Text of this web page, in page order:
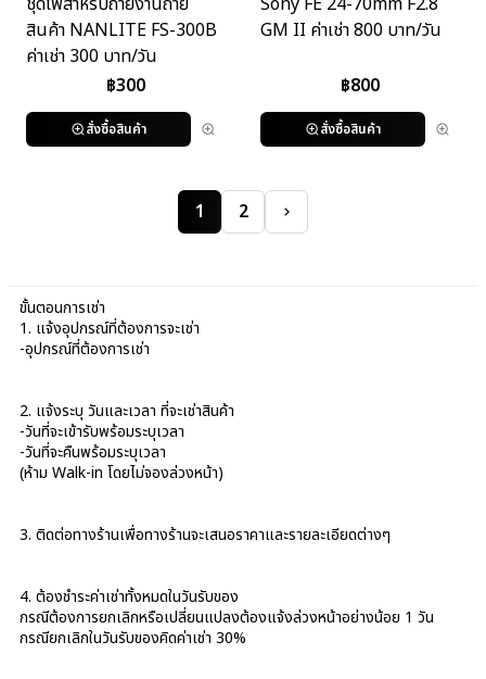
สินค้า NANLITE FS-300B
ค่าเช่า 300 บาท/วัน
฿300
สั่งซื้อสินค้า
GM II ค่าเช่า 800 บาท/วัน
฿800
สั่งซื้อสินค้า
1 2
ขั้นตอนการเช่า
1. แจ้งอุปกรณ์ที่ต้องการจะเช่า
-อุปกรณ์ที่ต้องการเช่า
2. แจ้งระบุ วันและเวลา ที่จะเช่าสินค้า
-วันที่จะเข้ารับพร้อมระบุเวลา
-วันที่จะคืนพร้อมระบุเวลา
(ห้าม Walk-in โดยไม่จองล่วงหน้า)
3. ติดต่อทางร้านเพื่อทางร้านจะเสนอราคาและรายละเอียดต่างๆ
4. ต้องชำระค่าเช่าทั้งหมดในวันรับของ
กรณีต้องการยกเลิกหรือเปลี่ยนแปลงต้องแจ้งล่วงหน้าอย่างน้อย 1 วัน
กรณียกเลิกในวันรับของคิดค่าเช่า 30%